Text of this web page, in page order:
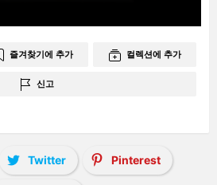
즐겨찾기에 추가 컬렉션에 추가
신고
Twitter Pinterest